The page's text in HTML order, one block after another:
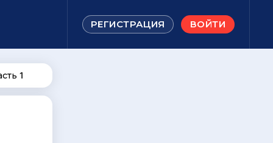
РЕГИСТРАЦИЯ ВОЙТИ
1